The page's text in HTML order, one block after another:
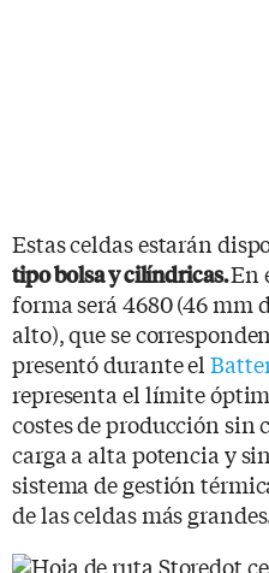
Estas celdas estarán
tipo bolsa y cilíndricas.En
forma será 4680 (46 mm
alto), que se
presentó durante el
representa el límite
costes de producción sin
carga a alta potencia y
sistema de gestión
de las celdas más